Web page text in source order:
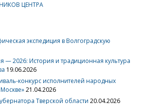
ЦЕНТРА
экспедиция в Волгоградскую
— 2026: История и традиционная культура
19.06.2026
конкурс исполнителей народных
21.04.2026
Тверской области 20.04.2026